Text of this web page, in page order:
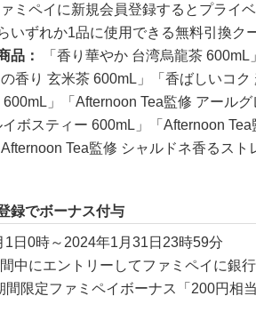
ミペイに新規会員登録するとプライ
いずれか1品に使用できる無料引換ク
品：
「香り華やか 台湾烏龍茶
香り 玄米茶 600mL」「香ばしいコク
」「Afternoon Tea監修 アールグ
イボスティー 600mL」「Afternoon
Tea監修 シャルドネ香るスト
録でボーナス付与
1日0時～2024年1月31日23時59分
中にエントリーしてファミペイに銀
間限定ファミペイボーナス「200円相